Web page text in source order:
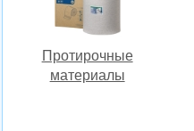
Протирочные
материалы